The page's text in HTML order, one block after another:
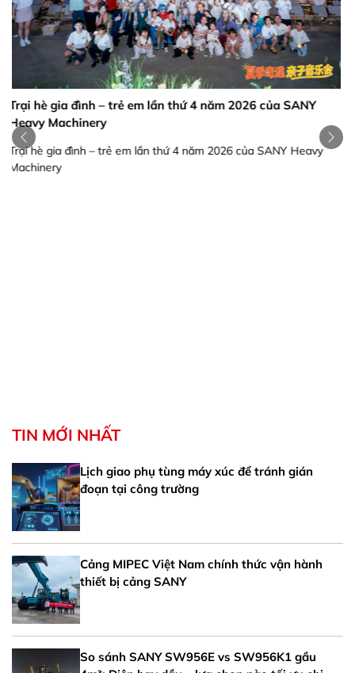
SANY cứu hộ Quảng Tây 2026: Hơn 70 máy công trình mở
đường sau lũ
SANY cứu hộ Quảng Tây 2026: Hơn 70 máy công trình mở đường
sau lũ
TIN MỚI NHẤT
Lịch giao phụ tùng máy xúc để tránh gián
đoạn tại công trường
Cảng MIPEC Việt Nam chính thức vận hành
thiết bị cảng SANY
So sánh SANY SW956E vs SW956K1 gầu